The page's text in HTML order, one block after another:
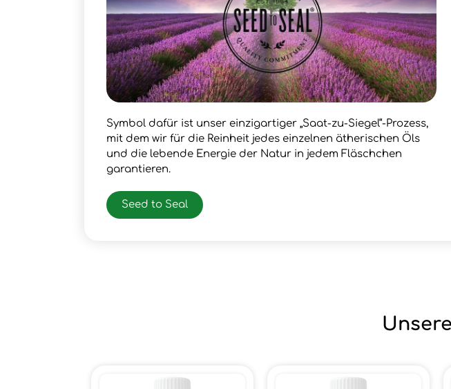
Symbol dafür ist unser einzigartiger „Saat-zu-Siegel“-Prozess,
mit dem wir für die Reinheit jedes einzelnen ätherischen Öls
und die lebende Energie der Natur in jedem Fläschchen
garantieren.
Seed to Seal